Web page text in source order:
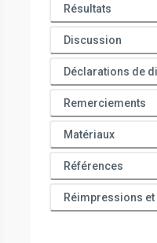
Résultats
Discussion
Déclarations de
Remerciements
Matériaux
Références
Réimpressions